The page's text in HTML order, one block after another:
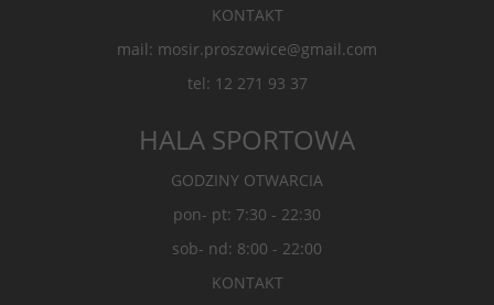
KONTAKT
mail: mosir.proszowice@gmail.com
tel: 12 271 93 37
HALA SPORTOWA
GODZINY OTWARCIA
pon- pt: 7:30 - 22:30
sob- nd: 8:00 - 22:00
KONTAKT